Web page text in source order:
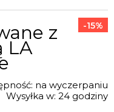
z
LA
na wyczerpaniu
Wysyłka w: 24 godziny
-15%